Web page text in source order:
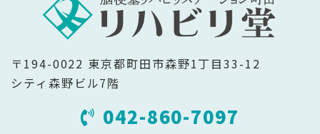
〒194-0022 東京都町田市森野1丁目33-12
シティ森野ビル7階
042-860-7097